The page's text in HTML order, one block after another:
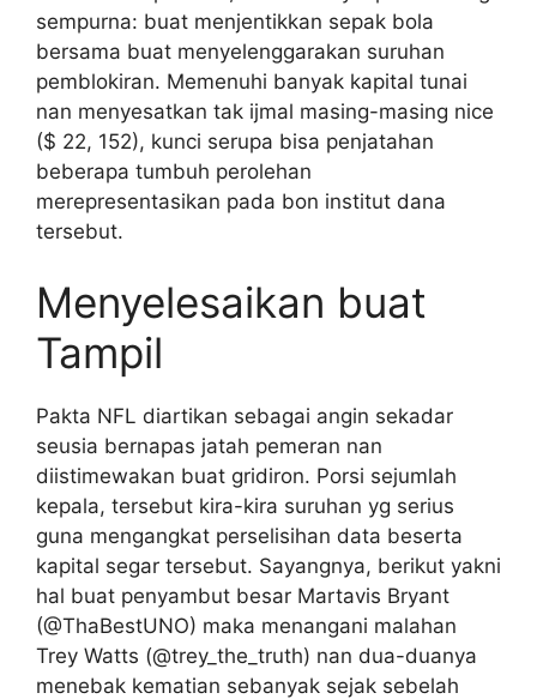
sempurna: buat menjentikkan sepak bola
bersama buat menyelenggarakan suruhan
pemblokiran. Memenuhi banyak kapital tunai
nan menyesatkan tak ijmal masing-masing nice
($ 22, 152), kunci serupa bisa penjatahan
beberapa tumbuh perolehan
merepresentasikan pada bon institut dana
tersebut.
Menyelesaikan buat
Tampil
Pakta NFL diartikan sebagai angin sekadar
seusia bernapas jatah pemeran nan
diistimewakan buat gridiron. Porsi sejumlah
kepala, tersebut kira-kira suruhan yg serius
guna mengangkat perselisihan data beserta
kapital segar tersebut. Sayangnya, berikut yakni
hal buat penyambut besar Martavis Bryant
(@ThaBestUNO) maka menangani malahan
Trey Watts (@trey_the_truth) nan dua-duanya
menebak kematian sebanyak sejak sebelah